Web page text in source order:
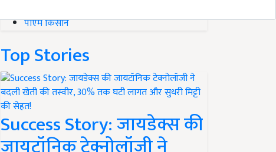
पीएम किसान
Top Stories
Success Story: जायडेक्स की